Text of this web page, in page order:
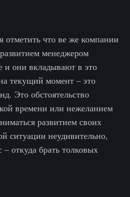
отметить что ве же компании
менеджером
и они вкладывают в это
текущий момент – это
Это обстоятельство
времени или нежеланием
развитием своих
ситуации неудивительно,
– откуда брать толковых